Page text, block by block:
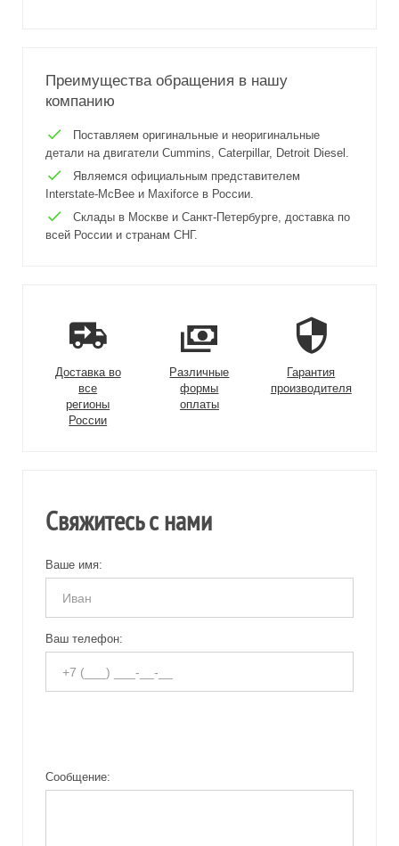
Преимущества обращения в нашу
компанию
Поставляем оригинальные и неоригинальные
детали на двигатели Cummins, Caterpillar, Detroit Diesel.
Являемся официальным представителем
Interstate-McBee и Maxiforce в России.
Склады в Москве и Санкт-Петербурге, доставка по
всей России и странам СНГ.
Доставка во
все
регионы
России
Различные
формы
оплаты
Гарантия
производителя
Свяжитесь с нами
Ваше имя:
Ваш телефон:
Сообщение: